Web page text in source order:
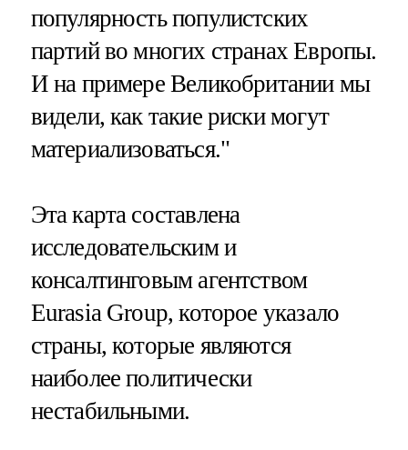
популярность популистских
партий во многих странах Европы.
И на примере Великобритании мы
видели, как такие риски могут
материализоваться."
Эта карта составлена
исследовательским и
консалтинговым агентством
Eurasia Group, которое указало
страны, которые являются
наиболее политически
нестабильными.